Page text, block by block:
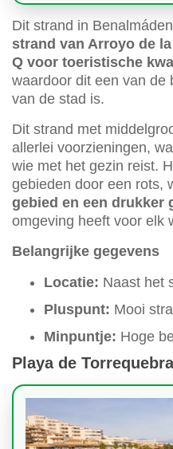
Dit strand in
strand van Arroyo de la
Q voor toeristische
waardoor dit een van de
van de stad is.
Dit strand met
allerlei voorzieningen,
wie met het gezin reist.
gebieden door een rots,
gebied en een drukker
omgeving heeft voor elk
Belangrijke gegevens
Locatie: Naast het
Pluspunt: Mooi
Minpuntje: Hoge
Playa de